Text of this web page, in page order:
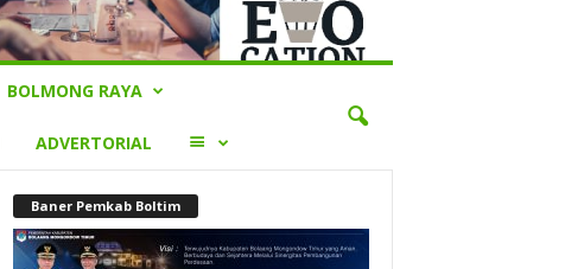
BOLMONG RAYA
ADVERTORIAL LAINNYA
Baner Pemkab Boltim